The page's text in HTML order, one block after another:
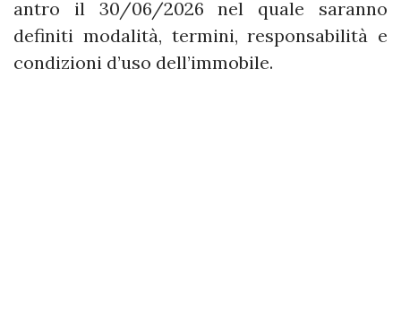
antro il 30/06/2026 nel quale saranno
definiti modalità, termini, responsabilità e
condizioni d’uso dell’immobile.